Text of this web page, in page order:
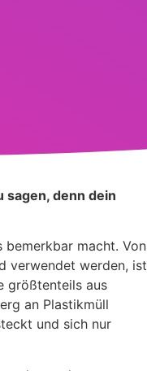
sagen, denn dein
bemerkbar macht. Von
verwendet werden, ist
größtenteils aus
an Plastikmüll
und sich nur